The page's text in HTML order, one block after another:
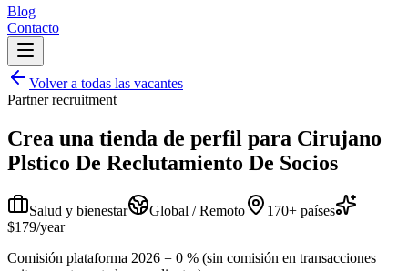
Blog
Contacto
Volver a todas las vacantes
Partner recruitment
Crea una tienda de perfil para Cirujano
Plstico De Reclutamiento De Socios
Salud y bienestar Global / Remoto
170+ países
$179/year
Comisión plataforma 2026 = 0 % (sin comisión en transacciones